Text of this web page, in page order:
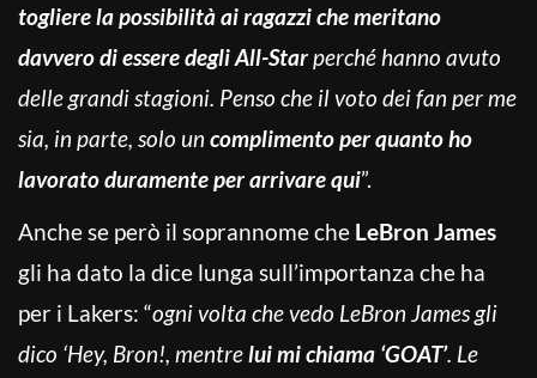
togliere la possibilità ai ragazzi che meritano
davvero di essere degli All-Starperché hanno avuto
delle grandi stagioni. Penso che il voto dei fan per me
sia, in parte, solo un complimento per quanto ho
lavorato duramente per arrivare qui”.
Anche se però il soprannome che LeBron James
gli ha dato la dice lunga sull’importanza che ha
per i Lakers: “ogni volta che vedo LeBron James gli
dico ‘Hey, Bron!, mentrelui mi chiama ‘GOAT’. Le